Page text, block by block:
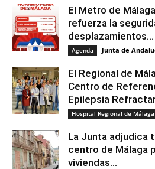
El Metro de
refuerza la
desplazamientos...
Agenda Junta de
El Regional de
Centro de
Epilepsia
Hospital Regional de Málaga
La Junta adjudica
centro de Málaga
viviendas...